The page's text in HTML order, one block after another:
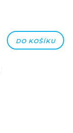
DO KOŠÍKU